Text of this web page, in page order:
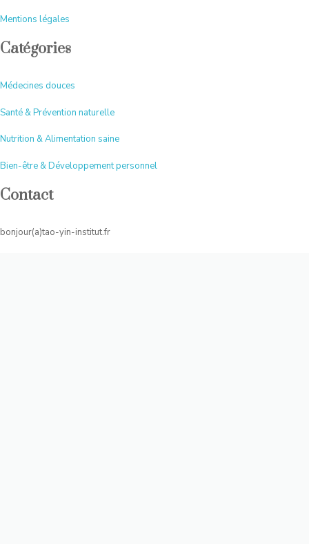
Mentions légales
Catégories
Médecines douces
Santé & Prévention naturelle
Nutrition & Alimentation saine
Bien-être & Développement personnel
Contact
bonjour(a)tao-yin-institut.fr